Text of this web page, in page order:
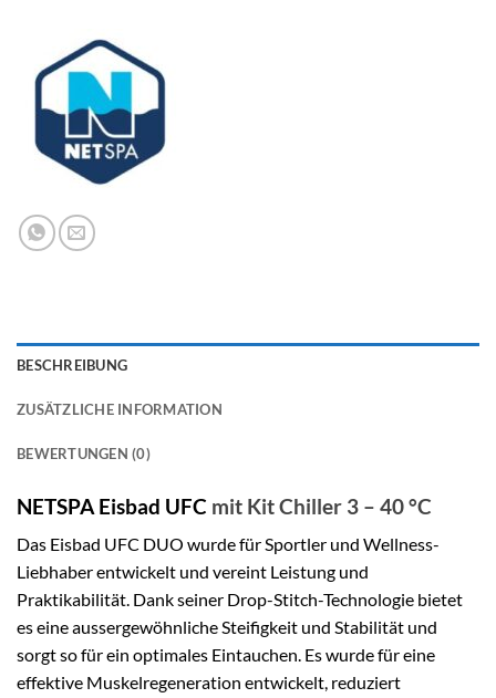
BESCHREIBUNG
ZUSÄTZLICHE INFORMATION
BEWERTUNGEN (0)
NETSPA Eisbad UFC mit Kit Chiller 3 – 40 °C
Das Eisbad UFC DUO wurde für Sportler und Wellness-
Liebhaber entwickelt und vereint Leistung und
Praktikabilität. Dank seiner Drop-Stitch-Technologie bietet
es eine aussergewöhnliche Steifigkeit und Stabilität und
sorgt so für ein optimales Eintauchen. Es wurde für eine
effektive Muskelregeneration entwickelt, reduziert